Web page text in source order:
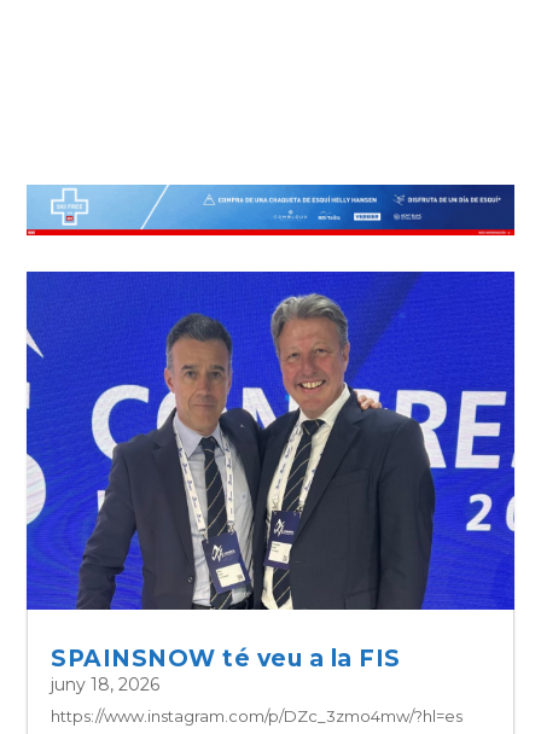
SPAINSNOW té veu a la FIS
juny 18, 2026
https://www.instagram.com/p/DZc_3zmo4mw/?hl=es